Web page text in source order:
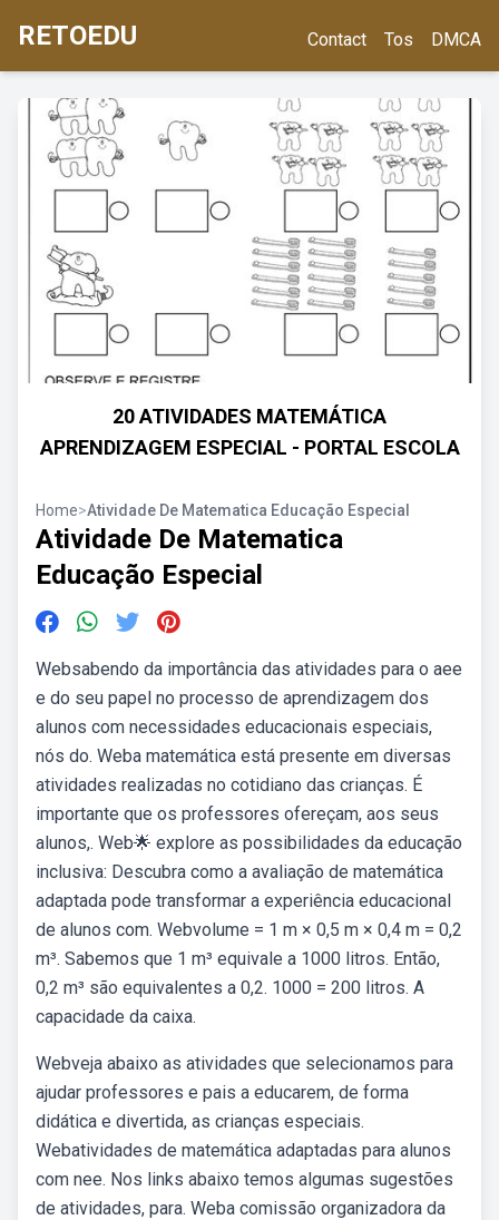
RETOEDU Contact Tos DMCA
20 ATIVIDADES MATEMÁTICA
APRENDIZAGEM ESPECIAL - PORTAL ESCOLA
Home>Atividade De Matematica Educação Especial
Atividade De Matematica
Educação Especial
Websabendo da importância das atividades para o aee
e do seu papel no processo de aprendizagem dos
alunos com necessidades educacionais especiais,
nós do. Weba matemática está presente em diversas
atividades realizadas no cotidiano das crianças. É
importante que os professores ofereçam, aos seus
alunos,. Web🌟 explore as possibilidades da educação
inclusiva: Descubra como a avaliação de matemática
adaptada pode transformar a experiência educacional
de alunos com. Webvolume = 1 m × 0,5 m × 0,4 m = 0,2
m³. Sabemos que 1 m³ equivale a 1000 litros. Então,
0,2 m³ são equivalentes a 0,2. 1000 = 200 litros. A
capacidade da caixa.
Webveja abaixo as atividades que selecionamos para
ajudar professores e pais a educarem, de forma
didática e divertida, as crianças especiais.
Webatividades de matemática adaptadas para alunos
com nee. Nos links abaixo temos algumas sugestões
de atividades, para. Weba comissão organizadora da